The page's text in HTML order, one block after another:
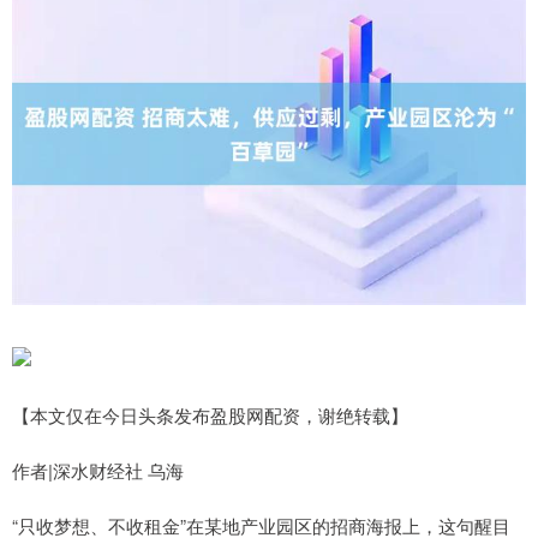
【本文仅在今日头条发布盈股网配资，谢绝转载】
作者|深水财经社 乌海
“只收梦想、不收租金”在某地产业园区的招商海报上，这句醒目